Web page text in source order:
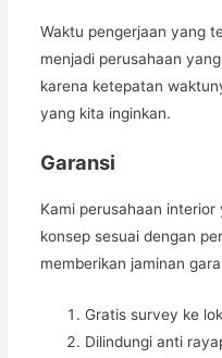
Waktu pengerjaan yang
menjadi perusahaan
karena ketepatan
yang kita inginkan.
Garansi
Kami perusahaan
konsep sesuai dengan
memberikan jaminan
Gratis survey ke
Dilindungi anti